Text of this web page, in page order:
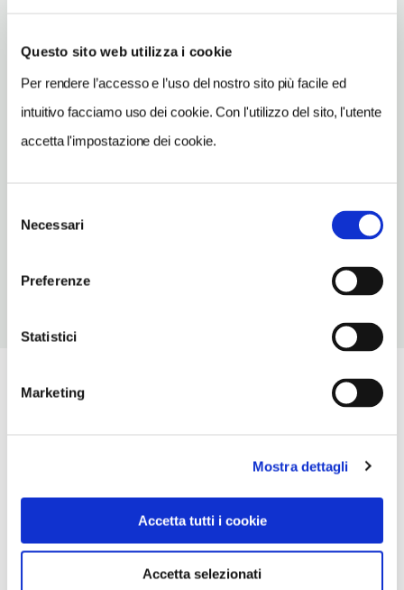
Questo sito web utilizza i cookie
Per rendere l’accesso e l’uso del nostro sito più facile ed
intuitivo facciamo uso dei cookie. Con l'utilizzo del sito, l'utente
accetta l'impostazione dei cookie.
delNecessari
Preferenze
Statistici
Marketing
Mostra dettagli
Accetta tutti i cookie
Accetta selezionati
INDIRIZZO EMAIL
TELEFONO
NUMERO COPERTI